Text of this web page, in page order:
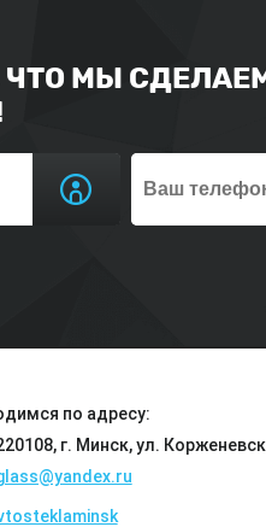
МЫ
по адресу:
г. Минск, ул.